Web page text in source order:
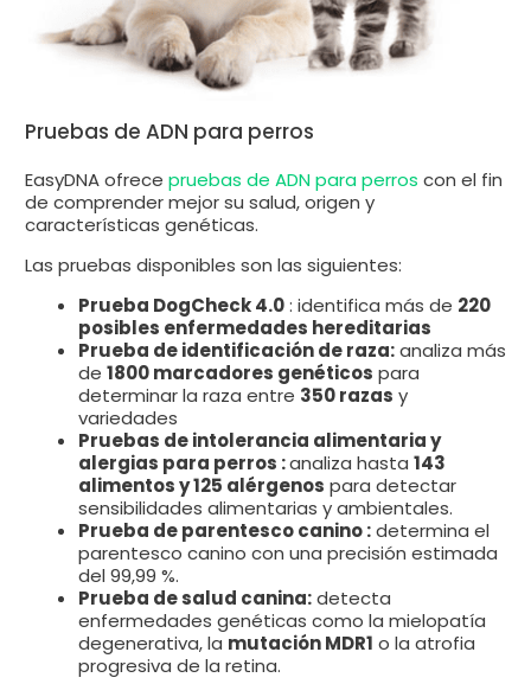
Pruebas de ADN para perros
EasyDNA ofrece pruebas de ADN para perros con el fin
de comprender mejor su salud, origen y
características genéticas.
Las pruebas disponibles son las siguientes:
Prueba DogCheck 4.0: identifica más de 220
posibles enfermedades hereditarias
Prueba de identificación de raza:analiza más
de 1800 marcadores genéticos para
determinar la raza entre 350 razas y
variedades
Pruebas de intolerancia alimentaria y
alergias para perros :analiza hasta 143
alimentos y 125 alérgenos para detectar
sensibilidades alimentarias y ambientales.
Prueba de parentesco canino :determina el
parentesco canino con una precisión estimada
del 99,99 %.
Prueba de salud canina:detecta
enfermedades genéticas como la mielopatía
degenerativa, la mutación MDR1 o la atrofia
progresiva de la retina.